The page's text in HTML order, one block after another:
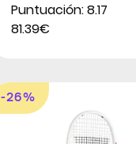
Puntuación: 8.17
81.39€
-26%